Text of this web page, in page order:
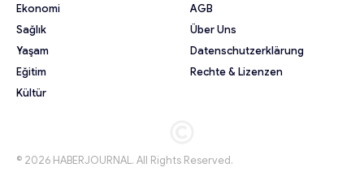
Ekonomi
Sağlık
Yaşam
Eğitim
Kültür
AGB
Über Uns
Datenschutzerklärung
Rechte & Lizenzen
© 2026 HABERJOURNAL. All Rights Reserved.